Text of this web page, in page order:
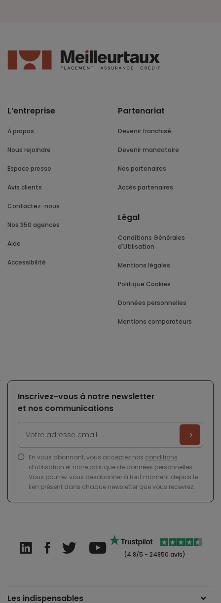
L’entreprise
À propos
Nous rejoindre
Espace presse
Avis clients
Contactez-nous
Nos 350 agences
Aide
Accessibilité
Partenariat
Devenir franchisé
Devenir mandataire
Nos partenaires
Accès partenaires
Légal
Conditions Générales
d'Utilisation
Mentions légales
Politique Cookies
Données personnelles
Mentions comparateurs
Inscrivez-vous à notre newsletter
et nos communications
En vous abonnant, vous acceptez nos conditions
d’utilisation et notre politique de données personnelles .
Vous pourrez vous désabonner à tout moment depuis le
lien présent dans chaque newsletter que vous recevrez.
(4.8/5 - 24850 avis)
Les indispensables